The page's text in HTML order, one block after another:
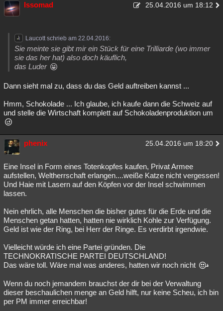
Issomad 25.04.2016 um 18:12
Laucott schrieb am 22.04.2016:
Sie meinte sie gibt mir ein Stück für eine Trilliarde (wo immer
sie das her hat) also doch käuflich,
das Luder
Dann sieht mal zu, dass du das Geld auftreiben kannst ...
Hmm, Schokolade ... Ich glaube, ich kaufe dann die Schweiz auf
und stelle die Wirtschaft komplett auf Schokoladenproduktion um
phenix 25.04.2016 um 18:20
Eine Insel in Form eines Totenkopfes kaufen, Privat Armee
aufstellen, Weltherrschaft erlangen....weiße Katze nicht vergessen!
Und Haie mit Lasern auf den Köpfen vor der Insel schwimmen
lassen.
Nein ehrlich, alle Menschen die bisher gutes für die Erde und die
Menschen getan hatten, hatten nie wirklich Kohle zur Verfügung.
Geld ist wie der Ring, bei Herr der Ringe. Es verdirbt irgendwie.
Vielleicht würde ich eine Partei gründen. Die
TECHNOKRATISCHE PARTEI DEUTSCHLAND!
Das wäre toll. Wäre mal was anderes, hatten wir noch nicht
Wenn du noch jemandem brauchst der dir bei der Verwaltung
dieser beschaulichen menge an Geld hilft, nur keine Scheu, ich bin
per PM immer erreichbar!